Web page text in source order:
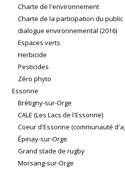
Charte de l'environnement
Charte de la participation du
dialogue environnemental (2016)
Espaces verts
Herbicide
Pesticides
Zéro phyto
Essonne
Brétigny-sur-Orge
CALE (Les Lacs de l'Essonne)
Coeur d'Essonne (communauté
Épinay-sur-Orge
Grand stade de rugby
Morsang-sur-Orge